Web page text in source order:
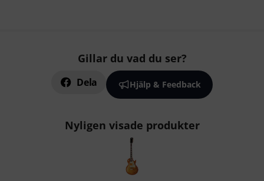
Gillar du vad du ser?
Dela Hjälp & Feedback
Nyligen visade produkter